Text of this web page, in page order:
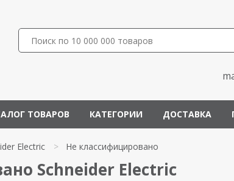
ТОВАРОВ КАТЕГОРИИ ДОСТАВКА
Electric > Не классифицировано
Schneider Electric